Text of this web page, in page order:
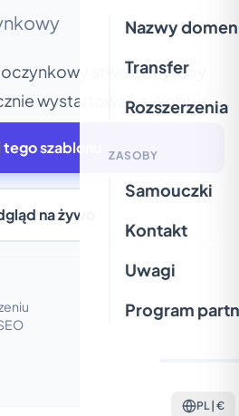
Nazwy domen
Transfer
Rozszerzenia
ZASOBY
Samouczki
Kontakt
Uwagi
Program
PL | €
stworzony, aby
wystartować z Wobbio.
tego szablonu
na żywo